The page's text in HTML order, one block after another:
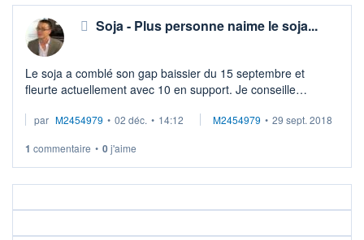
Soja - Plus personne naime le soja...
Le soja a comblé son gap baissier du 15 septembre et
fleurte actuellement avec 10 en support. Je conseille
1 : retour sur les derniers pl ...
par M2454979 • 02 déc. • 14:12 M2454979 • 29 sept. 2018
1 commentaire • 0j'aime